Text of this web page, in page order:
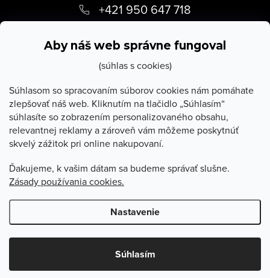
Aby náš web správne fungoval
(súhlas s cookies)
Súhlasom so spracovaním súborov cookies nám pomáhate
zlepšovať náš web. Kliknutím na tlačidlo „Súhlasím“
súhlasíte so zobrazením personalizovaného obsahu,
relevantnej reklamy a zároveň vám môžeme poskytnúť
skvelý zážitok pri online nakupovaní.
Ďakujeme, k vašim dátam sa budeme správať slušne.
Zásady používania cookies.
Nastavenie
Súhlasím
p
+421 950 647 718
O Stevula
Poradňa
Copyright 2026Stevula.sk. Všetky práva vyhradené.Upraviť
nastavenie cookies